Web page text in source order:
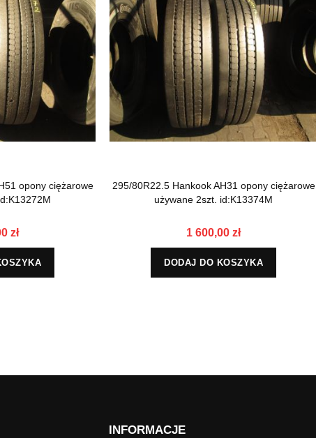
opony ciężarowe
zł
295/80R22.5 Hankook AH31 opony ciężarowe
używane 2szt. id:K13374M
1 600,00 zł
DODAJ DO KOSZYKA
INFORMACJE